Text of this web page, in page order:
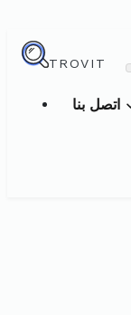
TROVIT